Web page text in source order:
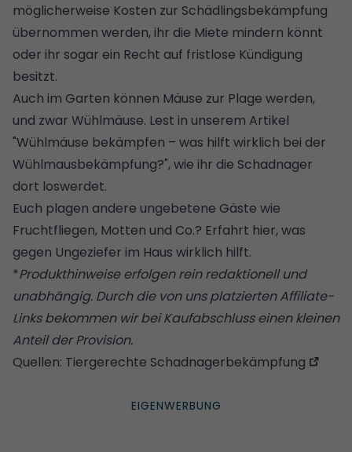
möglicherweise Kosten zur Schädlingsbekämpfung
übernommen werden, ihr die Miete mindern könnt
oder ihr sogar ein Recht auf fristlose Kündigung
besitzt.
Auch im Garten können Mäuse zur Plage werden,
und zwar Wühlmäuse. Lest in unserem Artikel
"Wühlmäuse bekämpfen – was hilft wirklich bei der
Wühlmausbekämpfung?", wie ihr die Schadnager
dort loswerdet.
Euch plagen andere ungebetene Gäste wie
Fruchtfliegen, Motten und Co.? Erfahrt hier, was
gegen Ungeziefer im Haus wirklich hilft.
*Produkthinweise erfolgen rein redaktionell und
unabhängig. Durch die von uns platzierten Affiliate-
Links bekommen wir bei Kaufabschluss einen kleinen
Anteil der Provision.
Quellen: Tiergerechte Schadnagerbekämpfung